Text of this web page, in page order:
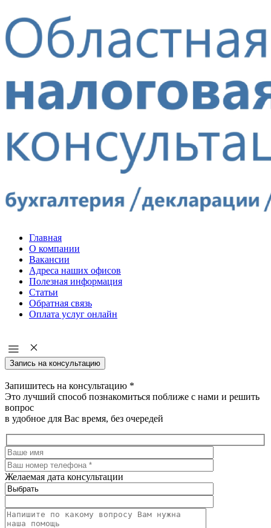
Главная
О компании
Вакансии
Адреса наших офисов
Полезная информация
Статьи
Обратная связь
Оплата услуг онлайн
Запись на консультацию
Запишитесь на консультацию *
Это лучший способ познакомиться поближе с нами и решить
вопрос
в удобное для Вас время, без очередей
Желаемая дата консультации